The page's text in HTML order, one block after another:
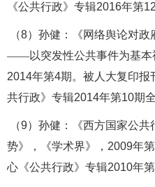
《公共行政》专辑2016年第12
（8） 孙健：《网络舆论对政
——以突发性公共事件为基本
2014年第4期。被人大复印报
共行政》专辑2014年第10期
（9） 孙健：《西方国家公共
势》，《学术界》， 2009年第
心《公共行政》专辑2010年第